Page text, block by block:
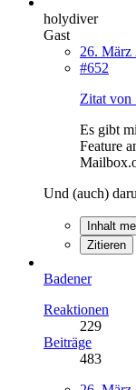
holydiver
Gast
26. März
#652
Zitat von
Es gibt
Feature
Und (auch)
Inhalt
Zitieren
Badener
Reaktionen
229
Beiträge
483